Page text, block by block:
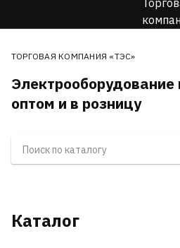
ТОРГОВАЯ КОМПАНИЯ «ТЭС»
Электрооборудование
оптом и в розницу
Каталог